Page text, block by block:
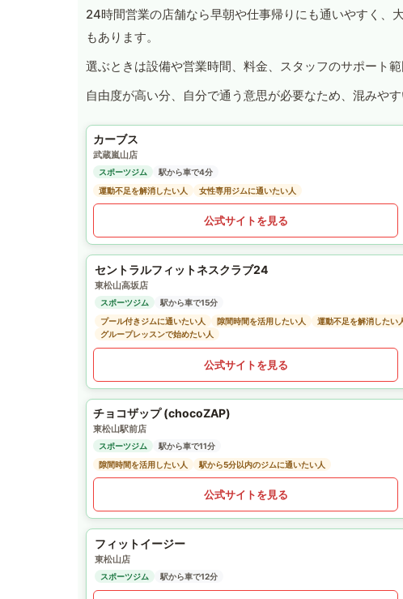
24時間営業の店舗なら早朝や仕事帰りにも通いやすく、
もあります。
選ぶときは設備や営業時間、料金、スタッフのサポート範
自由度が高い分、自分で通う意思が必要なため、混みや
カーブス
武蔵嵐山店
スポーツジム
駅から車で4分
運動不足を解消したい人
女性専用ジムに通いたい人
公式サイトを見る
セントラルフィットネスクラブ24
東松山高坂店
スポーツジム
駅から車で15分
プール付きジムに通いたい人
隙間時間を活用したい人 運動不足を解消したい
グループレッスンで始めたい人
公式サイトを見る
チョコザップ (chocoZAP)
東松山駅前店
スポーツジム
駅から車で11分
隙間時間を活用したい人
駅から5分以内のジムに通いたい人
公式サイトを見る
フィットイージー
東松山店
スポーツジム 駅から車で12分